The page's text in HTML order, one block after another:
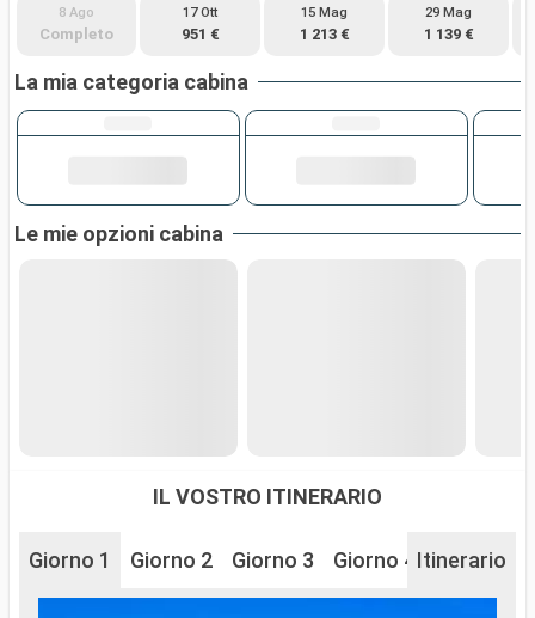
8 Ago
Completo
17 Ott
951 €
15 Mag
1 213 €
29 Mag
1 139 €
La mia categoria cabina
Le mie opzioni cabina
IL VOSTRO ITINERARIO
Giorno 1 Giorno 2 Giorno 3 Giorno 4 Giorno 5
Itinerario